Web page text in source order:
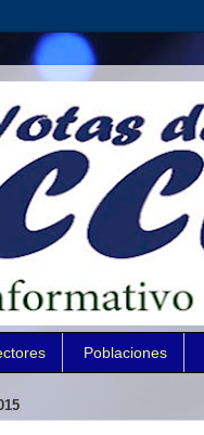
Poblaciones